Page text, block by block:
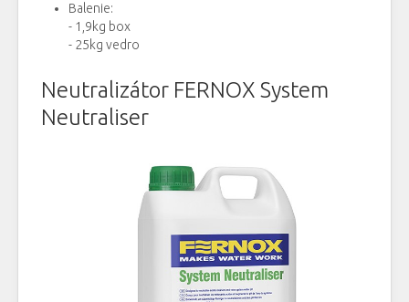
Balenie:
- 1,9kg box
- 25kg vedro
Neutralizátor FERNOX System
Neutraliser